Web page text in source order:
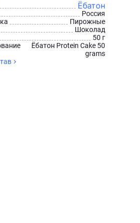
Ёбатон
Россия
Пирожные
Шоколад
50 г
Ёбатон Protein Cake 50
grams